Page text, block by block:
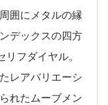
囲にメタルの縁
デックスの四方
フダイヤル。
レアバリエーシ
れたムーブメン